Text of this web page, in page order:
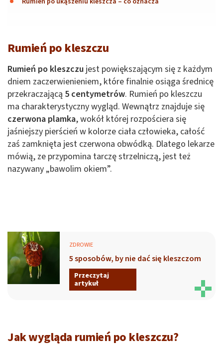
Rumień po kleszczu
Rumień po kleszczu jest powiększającym się z każdym
dniem zaczerwienieniem, które finalnie osiąga średnicę
przekraczającą 5 centymetrów. Rumień po kleszczu
ma charakterystyczny wygląd. Wewnątrz znajduje się
czerwona plamka, wokół której rozpościera się
jaśniejszy pierścień w kolorze ciała człowieka, całość
zaś zamknięta jest czerwona obwódką. Dlatego lekarze
mówią, ze przypomina tarczę strzelniczą, jest też
nazywany „bawolim okiem”.
ZDROWIE
5 sposobów, by nie dać się kleszczom
Przeczytaj
artykuł
Jak wygląda rumień po kleszczu?